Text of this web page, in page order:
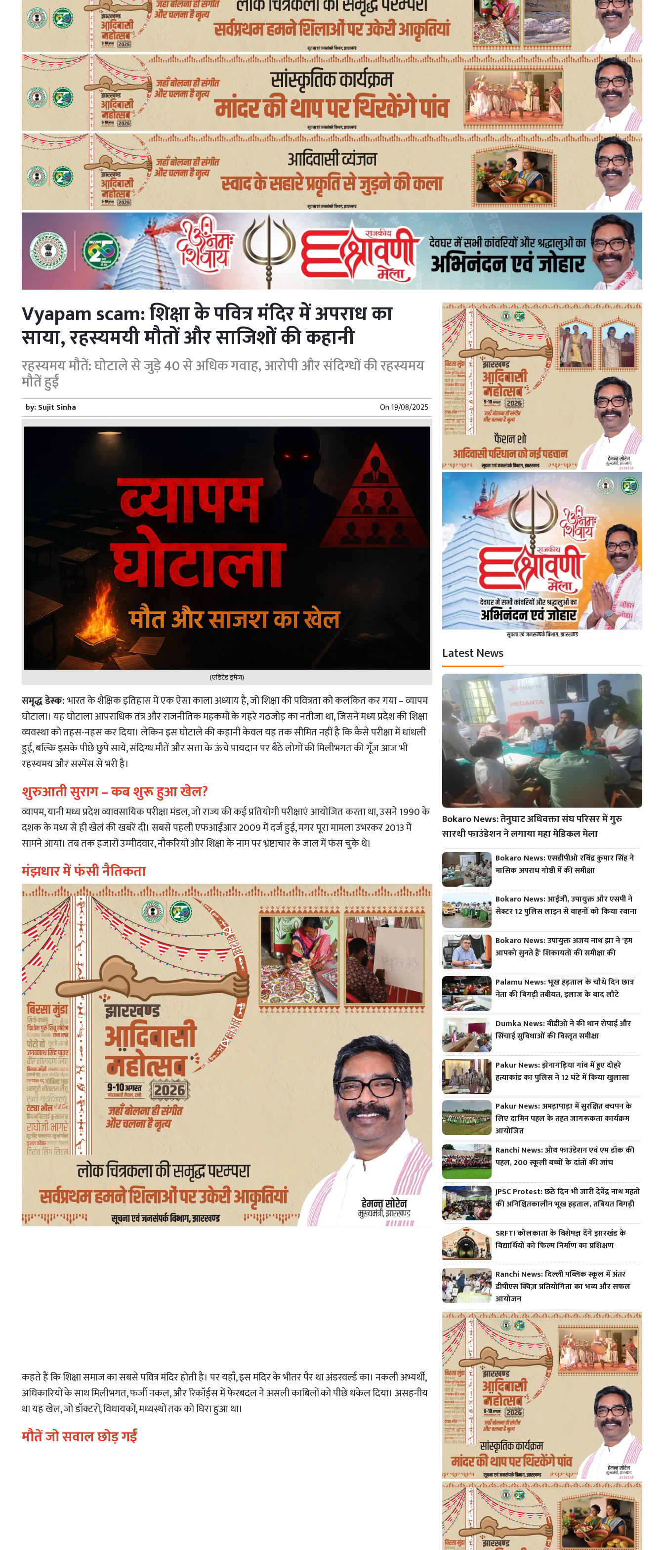
Vyapam scam: शिक्षा के पवित्र मंदिर में अपराध का
साया, रहस्यमयी मौतों और साजिशों की कहानी
रहस्यमय मौतें: घोटाले से जुड़े 40 से अधिक गवाह, आरोपी और संदिग्धों की रहस्यमय
मौतें हुईं
by:Sujit Sinha On19/08/2025
(एडिटेड इमेज)
समृद्ध डेस्क:भारत के शैक्षिक इतिहास में एक ऐसा काला अध्याय है, जो शिक्षा की पवित्रता को कलंकित कर गया – व्यापम
घोटाला। यह घोटाला आपराधिक तंत्र और राजनीतिक महकमों के गहरे गठजोड़ का नतीजा था, जिसने मध्य प्रदेश की शिक्षा
व्यवस्था को तहस-नहस कर दिया। लेकिन इस घोटाले की कहानी केवल यह तक सीमित नहीं है कि कैसे परीक्षा में धांधली
हुई, बल्कि इसके पीछे छुपे साये, संदिग्ध मौतें और सत्ता के ऊंचे पायदान पर बैठे लोगों की मिलीभगत की गूँज आज भी
रहस्यमय और सस्पेंस से भरी है।
शुरुआती सुराग – कब शुरू हुआ खेल?
व्यापम, यानी मध्य प्रदेश व्यावसायिक परीक्षा मंडल, जो राज्य की कई प्रतियोगी परीक्षाएं आयोजित करता था, उसने 1990 के
दशक के मध्य से ही खेलं की खबरें दी। सबसे पहली एफआईआर 2009 में दर्ज हुई, मगर पूरा मामला उभरकर 2013 में
सामने आया। तब तक हजारों उम्मीदवार, नौकरियों और शिक्षा के नाम पर भ्रष्टाचार के जाल में फंस चुके थे।
मंझधार में फंसी नैतिकता
कहते हैं कि शिक्षा समाज का सबसे पवित्र मंदिर होती है। पर यहाँ, इस मंदिर के भीतर पैर था अंडरवर्ल्ड का। नकली अभ्यर्थी,
अधिकारियों के साथ मिलीभगत, फर्जी नकल, और रिकॉर्ड्स में फेरबदल ने असली काबिलों को पीछे धकेल दिया। असहनीय
था यह खेल, जो डॉक्टरों, विधायकों, मध्यस्थों तक को घिरा हुआ था।
मौतें जो सवाल छोड़ गईं
Latest News
Bokaro News: तेनुघाट अधिवक्ता संघ परिसर में गुरु
सारथी फाउंडेशन ने लगाया महा मेडिकल मेला
Bokaro News: एसडीपीओ रविंद्र कुमार सिंह ने
मासिक अपराध गोष्ठी में की समीक्षा
Bokaro News: आईजी, उपायुक्त और एसपी ने
सेक्टर 12 पुलिस लाइन से वाहनों को किया रवाना
Bokaro News: उपायुक्त अजय नाथ झा ने 'हम
आपको सुनते हैं' शिकायतों की समीक्षा की
Palamu News: भूख हड़ताल के चौथे दिन छात्र
नेता की बिगड़ी तबीयत, इलाज के बाद लौटे
Dumka News: बीडीओ ने की धान रोपाई और
सिंचाई सुविधाओं की विस्तृत समीक्षा
Pakur News: झेनागड़िया गांव में हुए दोहरे
हत्याकांड का पुलिस ने 12 घंटे में किया खुलासा
Pakur News: अमड़ापाड़ा में सुरक्षित बचपन के
लिए दामिन पहल के तहत जागरूकता कार्यक्रम
आयोजित
Ranchi News: ओथ फाउंडेशन एवं एम डॉक की
पहल, 200 स्कूली बच्चों के दांतों की जांच
JPSC Protest: छठे दिन भी जारी देवेंद्र नाथ महतो
की अनिश्चितकालीन भूख हड़ताल, तबियत बिगड़ी
SRFTI कोलकाता के विशेषज्ञ देंगे झारखंड के
विद्यार्थियों को फिल्म निर्माण का प्रशिक्षण
Ranchi News: दिल्ली पब्लिक स्कूल में अंतर
डीपीएस क्विज़ प्रतियोगिता का भव्य और सफल
आयोजन